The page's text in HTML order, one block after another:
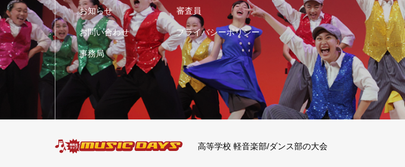
お知らせ 審査員
お問い合わせ プライバシーポリシー
事務局
高等学校 軽音楽部/ダンス部の大会